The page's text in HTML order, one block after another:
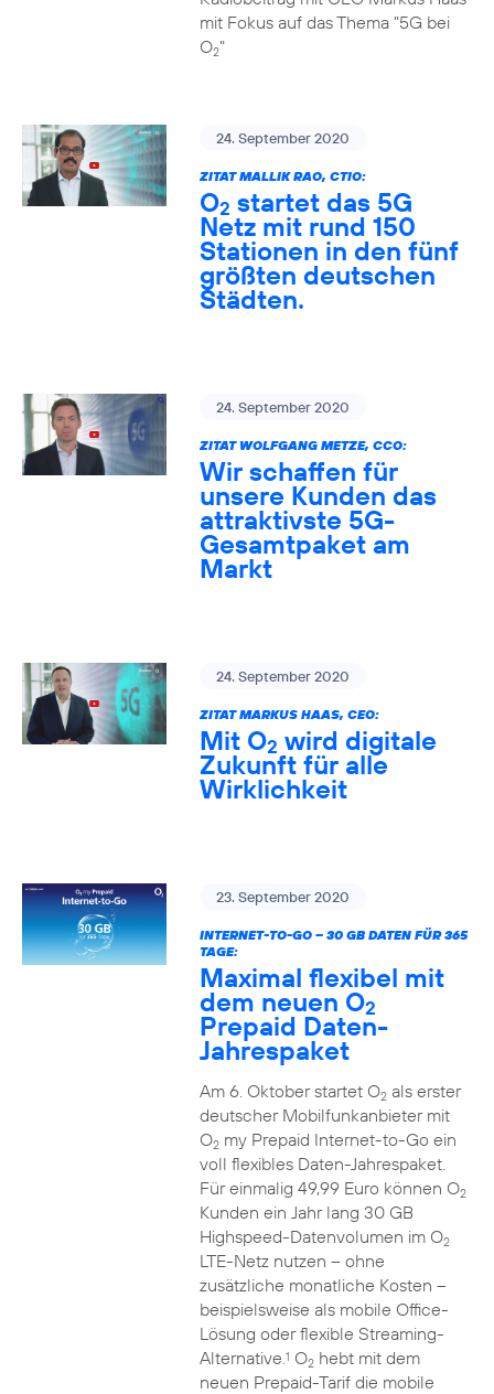
mit Fokus auf das Thema "5G bei
O2"
24. September 2020
ZITAT MALLIK RAO, CTIO:
O2 startet das 5G
Netz mit rund 150
Stationen in den fünf
größten deutschen
Städten.
24. September 2020
ZITAT WOLFGANG METZE, CCO:
Wir schaffen für
unsere Kunden das
attraktivste 5G-
Gesamtpaket am
Markt
24. September 2020
ZITAT MARKUS HAAS, CEO:
Mit O2 wird digitale
Zukunft für alle
Wirklichkeit
23. September 2020
INTERNET-TO-GO – 30 GB DATEN FÜR 365
TAGE:
Maximal flexibel mit
dem neuen O2
Prepaid Daten-
Jahrespaket
Am 6. Oktober startet O2als erster
deutscher Mobilfunkanbieter mit
O2my Prepaid Internet-to-Go ein
voll flexibles Daten-Jahrespaket.
Für einmalig 49,99 Euro können O2
Kunden ein Jahr lang 30 GB
Highspeed-Datenvolumen im O2
LTE-Netz nutzen – ohne
zusätzliche monatliche Kosten –
beispielsweise als mobile Office-
Lösung oder flexible Streaming-
Alternative.1 O2hebt mit dem
neuen Prepaid-Tarif die mobile